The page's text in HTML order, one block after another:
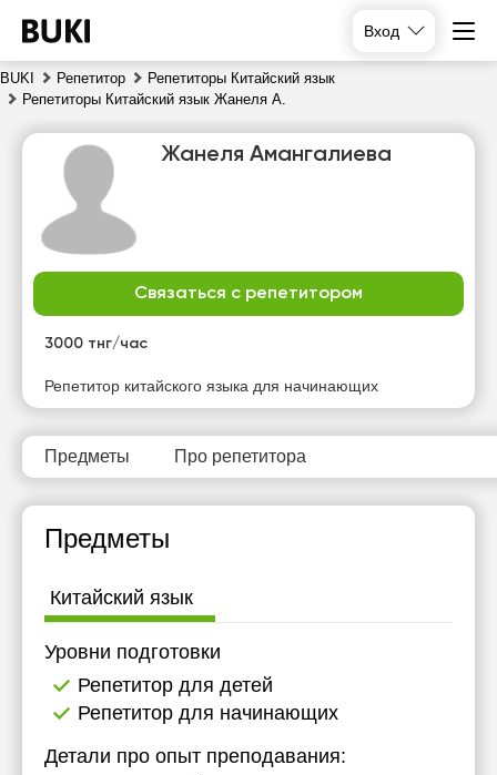
Вход
BUKI Репетитор
Репетиторы Китайский язык
Репетиторы Китайский язык Жанеля А.
Жанеля Амангалиева
Связаться с репетитором
3000 тнг/час
Репетитор китайского языка для начинающих
Предметы Про репетитора
Предметы
Китайский язык
Уровни подготовки
Репетитор для детей
Репетитор для начинающих
Детали про опыт преподавания:
сб
вс
Нет
Нет
Нет
свободных